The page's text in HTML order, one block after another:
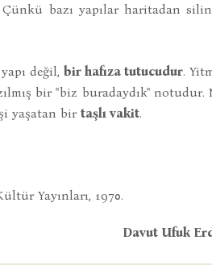
bazı yapılar haritadan
değil, bir hafıza tutucudur.
bir "biz buradaydık" notudur.
yaşatan bir taşlı vakit.
Yayınları, 1970.
Davut Ufuk